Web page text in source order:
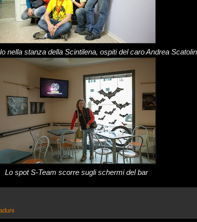
nella stanza della Scintilena, ospiti del caro Andrea
Lo spot S-Team scorre sugli schermi del bar